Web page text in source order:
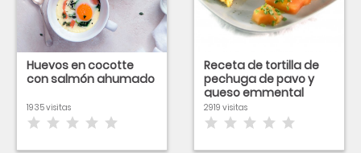
Huevos en cocotte
con salmón ahumado
1935 visitas
Receta de tortilla de
pechuga de pavo y
queso emmental
2919 visitas